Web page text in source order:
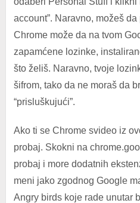
account”. Naravno, možeš
Chrome može da na tvom
zapamćene lozinke,
što želiš. Naravno, tvoje
šifrom, tako da ne moraš da
“prisluškujući”.
Ako ti se Chrome svideo iz
probaj. Skokni na
probaj i more dodatnih
meni jako zgodnog Google
Angry birds koje rade unutar